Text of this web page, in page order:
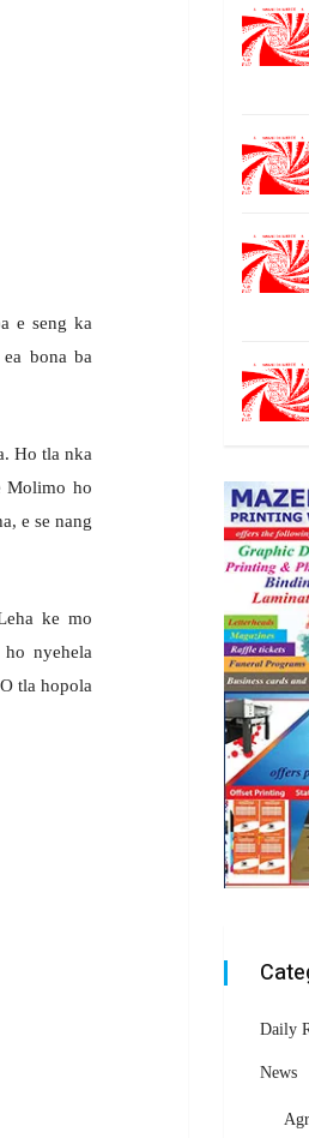
e seng ka
bona ba
Ho tla nka
Molimo ho
e se nang
ke mo
nyehela
tla hopola
Daily
News